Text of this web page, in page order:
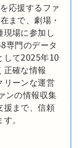
応援するファ
まで、劇場・
現場に参加し
専門のデータ
して2025年10
正確な情報
リーンな運営
ンの情報収集
援まで、信頼
。